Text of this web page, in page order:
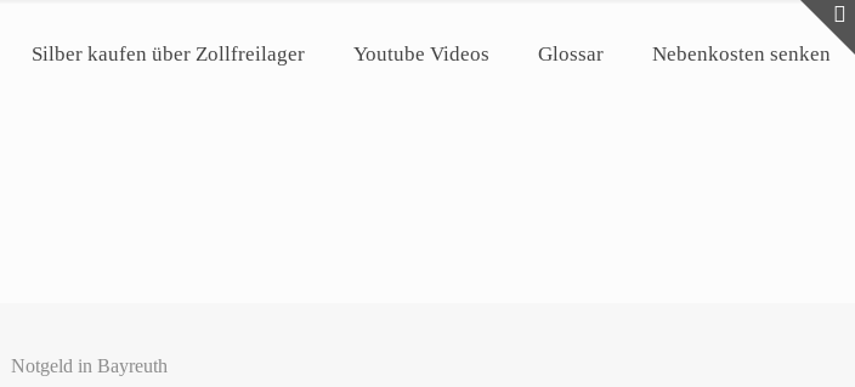
Silber kaufen über Zollfreilager Youtube Videos Glossar Nebenkosten senken
Notgeld in Bayreuth